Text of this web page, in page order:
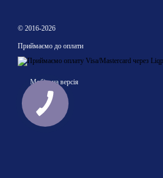
© 2016-2026
Приймаємо до оплати
Мобільна версія